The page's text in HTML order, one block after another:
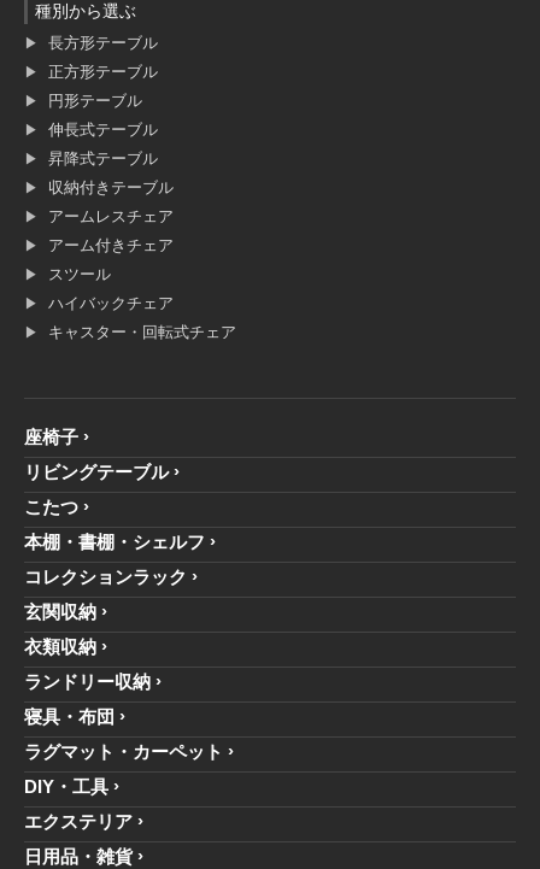
種別から選ぶ
長方形テーブル
正方形テーブル
円形テーブル
伸長式テーブル
昇降式テーブル
収納付きテーブル
アームレスチェア
アーム付きチェア
スツール
ハイバックチェア
キャスター・回転式チェア
座椅子
リビングテーブル
こたつ
本棚・書棚・シェルフ
コレクションラック
玄関収納
衣類収納
ランドリー収納
寝具・布団
ラグマット・カーペット
DIY・工具
エクステリア
日用品・雑貨